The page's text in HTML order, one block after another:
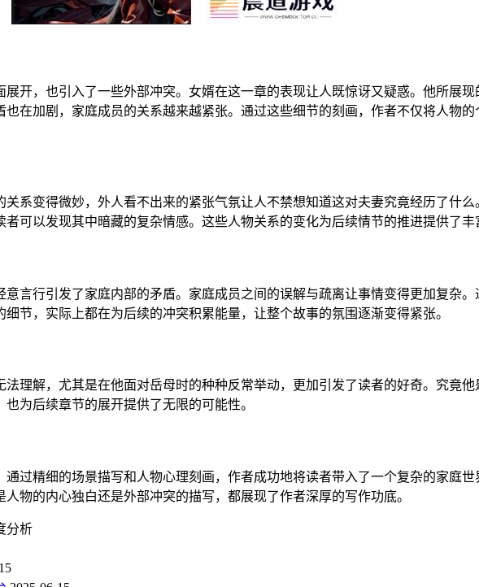
开，也引入了一些外部冲突。女婿在这一章的表现让人既惊讶又疑惑。他所展
在加剧，家庭成员的关系越来越紧张。通过这些细节的刻画，作者不仅将人物
系变得微妙，外人看不出来的紧张气氛让人不禁想知道这对夫妻究竟经历了什
可以发现其中暗藏的复杂情感。这些人物关系的变化为后续情节的推进提供了丰
言行引发了家庭内部的矛盾。家庭成员之间的误解与疏离让事情变得更加复杂
节，实际上都在为后续的冲突积累能量，让整个故事的氛围逐渐变得紧张。
理解，尤其是在他面对岳母时的种种反常举动，更加引发了读者的好奇。究竟
为后续章节的展开提供了无限的可能性。
过精细的场景描写和人物心理刻画，作者成功地将读者带入了一个复杂的家庭
物的内心独白还是外部冲突的描写，都展现了作者深厚的写作功底。
分析